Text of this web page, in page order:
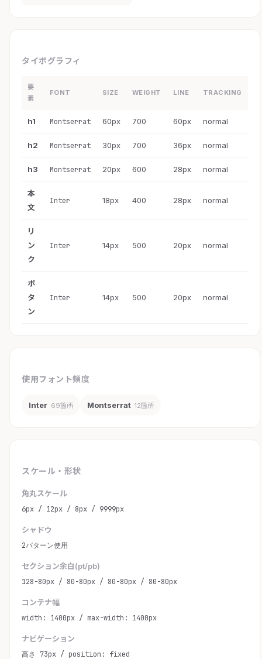
タイポグラフィ
要
素
FONT SIZE WEIGHT LINE TRACKING
h1 Montserrat 60px 700 60px normal
h2 Montserrat 30px 700 36px normal
h3 Montserrat 20px 600 28px normal
本
文
Inter 18px 400 28px normal
リ
ン
ク
Inter 14px 500 20px normal
ボ
タ
ン
Inter 14px 500 20px normal
使用フォント頻度
Inter 69箇所 Montserrat 12箇所
スケール・形状
角丸スケール
6px / 12px / 8px / 9999px
シャドウ
2パターン使用
セクション余白(pt/pb)
128-80px / 80-80px / 80-80px / 80-80px
コンテナ幅
width: 1400px / max-width: 1400px
ナビゲーション
高さ 73px / position: fixed